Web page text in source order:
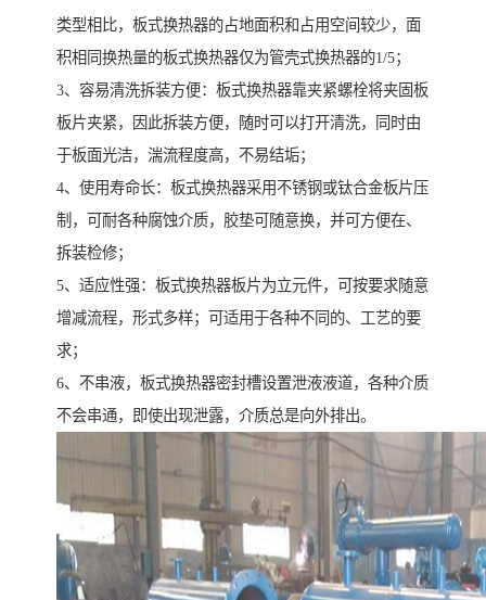
类型相比，板式换热器的占地面积和占用空间较少，面
积相同换热量的板式换热器仅为管壳式换热器的1/5；
3、容易清洗拆装方便：板式换热器靠夹紧螺栓将夹固板
板片夹紧，因此拆装方便，随时可以打开清洗，同时由
于板面光洁，湍流程度高，不易结垢；
4、使用寿命长：板式换热器采用不锈钢或钛合金板片压
制，可耐各种腐蚀介质，胶垫可随意换，并可方便在、
拆装检修；
5、适应性强：板式换热器板片为立元件，可按要求随意
增减流程，形式多样；可适用于各种不同的、工艺的要
求；
6、不串液，板式换热器密封槽设置泄液液道，各种介质
不会串通，即使出现泄露，介质总是向外排出。